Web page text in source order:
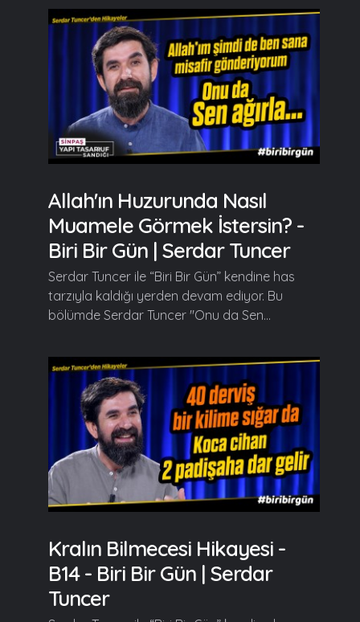
Allah'ın Huzurunda Nasıl
Muamele Görmek İstersin? -
Biri Bir Gün | Serdar Tuncer
Serdar Tuncer ile “Biri Bir Gün” kendine has
tarzıyla kaldığı yerden devam ediyor. Bu
bölümde Serdar Tuncer "Onu da Sen...
Kralın Bilmecesi Hikayesi -
B14 - Biri Bir Gün | Serdar
Tuncer